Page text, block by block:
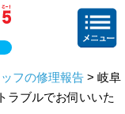
フの修理報告 > 岐阜
ラブルでお伺いいた